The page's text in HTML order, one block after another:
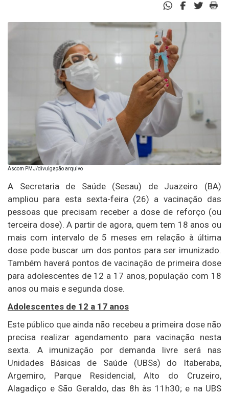
Ascom PMJ/divulgação arquivo
A Secretaria de Saúde (Sesau) de Juazeiro (BA)
ampliou para esta sexta-feira (26) a vacinação das
pessoas que precisam receber a dose de reforço (ou
terceira dose). A partir de agora, quem tem 18 anos ou
mais com intervalo de 5 meses em relação à última
dose pode buscar um dos pontos para ser imunizado.
Também haverá pontos de vacinação de primeira dose
para adolescentes de 12 a 17 anos, população com 18
anos ou mais e segunda dose.
Adolescentes de 12 a 17 anos
Este público que ainda não recebeu a primeira dose não
precisa realizar agendamento para vacinação nesta
sexta. A imunização por demanda livre será nas
Unidades Básicas de Saúde (UBSs) do Itaberaba,
Argemiro, Parque Residencial, Alto do Cruzeiro,
Alagadiço e São Geraldo, das 8h às 11h30; e na UBS